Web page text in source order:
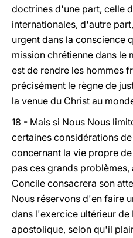
doctrines d'une part, celle
internationales, d'autre
urgent dans la conscience
mission chrétienne dans le
est de rendre les hommes
précisément le règne de
la venue du Christ au
18 - Mais si Nous Nous
certaines considérations
concernant la vie propre
pas ces grands
Concile consacrera son
Nous réservons d'en faire
dans l'exercice ultérieur de
apostolique, selon qu'il